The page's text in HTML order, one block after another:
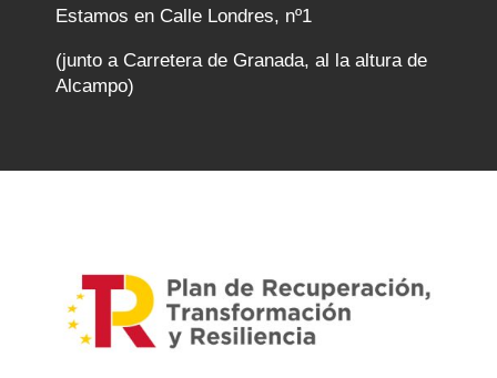
Estamos en Calle Londres, nº1
(junto a Carretera de Granada, al la altura de
Alcampo)